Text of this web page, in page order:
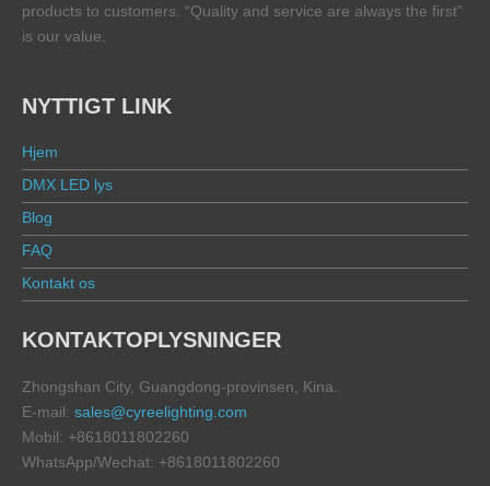
products to customers. “Quality and service are always the first”
is our value.
NYTTIGT LINK
Hjem
DMX LED lys
Blog
FAQ
Kontakt os
KONTAKTOPLYSNINGER
Zhongshan City, Guangdong-provinsen, Kina.
E-mail: sales@cyreelighting.com
Mobil: +8618011802260
WhatsApp/Wechat: +8618011802260